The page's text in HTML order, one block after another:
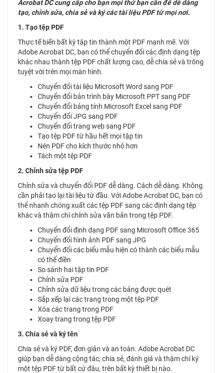
Acrobat DC cung cấp cho bạn mọi thứ bạn cần để dễ dàng
tạo, chỉnh sửa, chia sẻ và ký các tài liệu PDF từ mọi nơi.
1. Tạo tệp PDF
Thực tế biến bất kỳ tập tin thành một PDF mạnh mẽ. Với
Adobe Acrobat DC, bạn có thể chuyển đổi các định dạng tệp
khác nhau thành tệp PDF chất lượng cao, dễ chia sẻ và trông
tuyệt vời trên mọi màn hình.
Chuyển đổi tài liệu Microsoft Word sang PDF
Chuyển đổi bản trình bày Microsoft PPT sang PDF
Chuyển đổi bảng tính Microsoft Excel sang PDF
Chuyển đổi JPG sang PDF
Chuyển đổi trang web sang PDF
Tạo tệp PDF từ hầu hết mọi tập tin
Nén PDF cho kích thước nhỏ hơn
Tách một tệp PDF
2. Chỉnh sửa tệp PDF
Chỉnh sửa và chuyển đổi PDF dễ dàng. Cách dễ dàng. Không
cần phải tạo lại tài liệu từ đầu. Với Adobe Acrobat DC, bạn có
thể nhanh chóng xuất các tệp PDF sang các định dạng tệp
khác và thậm chí chỉnh sửa văn bản trong tệp PDF.
Chuyển đổi định dạng PDF sang Microsoft Office 365
Chuyển đổi hình ảnh PDF sang JPG
Chuyển đổi các biểu mẫu hiện có thành các biểu mẫu
có thể điền
So sánh hai tập tin PDF
Chỉnh sửa PDF
Chỉnh sửa dữ liệu trong các bảng được quét
Sắp xếp lại các trang trong một tệp PDF
Xóa các trang trong PDF
Xoay trang trong tệp PDF
3. Chia sẻ và ký tên
Chia sẻ và ký PDF, đơn giản và an toàn. Adobe Acrobat DC
giúp bạn dễ dàng cộng tác, chia sẻ, đánh giá và thậm chí ký
một tệp PDF từ bất cứ đâu, trên bất kỳ thiết bị nào.